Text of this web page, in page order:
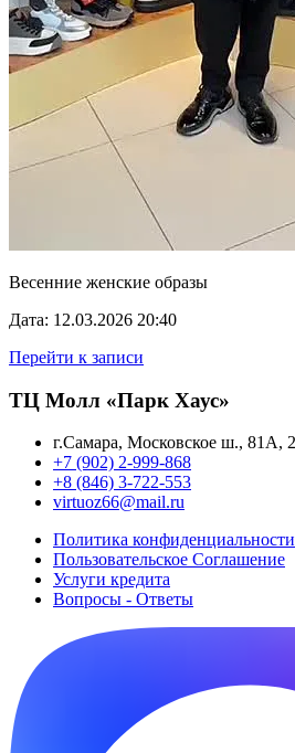
Весенние женские образы
Дата: 12.03.2026 20:40
Перейти к записи
ТЦ Молл «Парк Хаус»
г.Самара, Московское ш., 81А,
+7 (902) 2-999-868
+8 (846) 3-722-553
virtuoz66@mail.ru
Политика конфиденциальности
Пользовательское Cоглашение
Услуги кредита
Вопросы - Ответы